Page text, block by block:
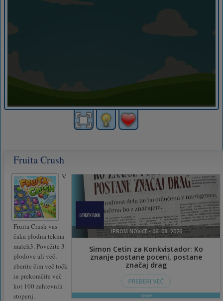
Fruita Crush
V
Fruita Crush vas
čaka plodna tekma
match3. Povežite 3
plodove ali več,
zberite čim več točk
in prekoračite več
kot 100 zahtevnih
stopenj.